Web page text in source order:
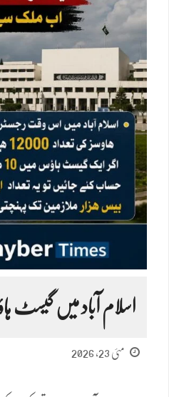
اسلام آباد میں گیسٹ
مئی 23, 2026